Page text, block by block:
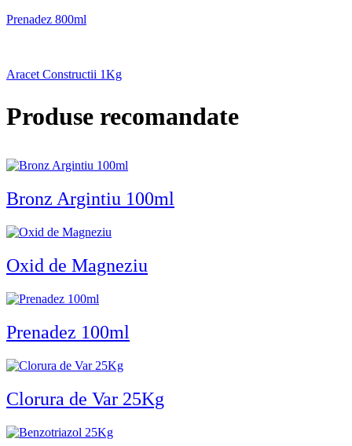
Prenadez 800ml
Aracet Constructii 1Kg
Produse recomandate
Bronz Argintiu 100ml
Oxid de Magneziu
Prenadez 100ml
Clorura de Var 25Kg